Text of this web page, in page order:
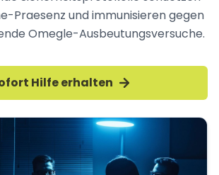
Praesenz und immunisieren gegen
Omegle-Ausbeutungsversuche.
Hilfe erhalten